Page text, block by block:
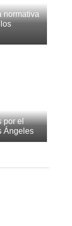
normativa
por el
Ángeles